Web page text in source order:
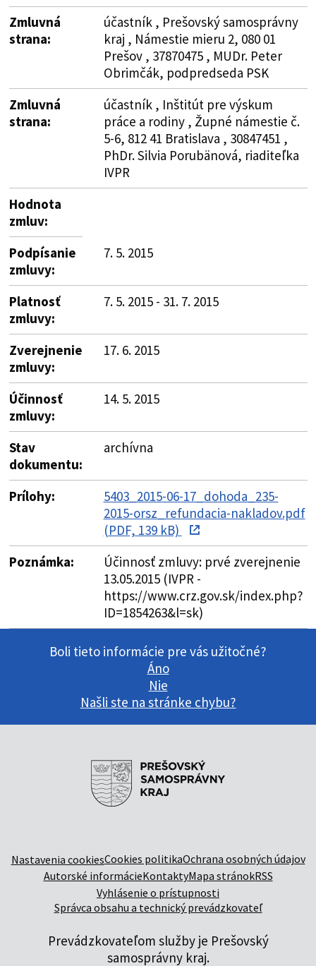
Zmluvná
strana:
účastník , Prešovský samosprávny
kraj , Námestie mieru 2, 080 01
Prešov , 37870475 , MUDr. Peter
Obrimčák, podpredseda PSK
Zmluvná
strana:
účastník , Inštitút pre výskum
práce a rodiny , Župné námestie č.
5-6, 812 41 Bratislava , 30847451 ,
PhDr. Silvia Porubänová, riaditeľka
IVPR
Hodnota
zmluv:
Podpísanie
zmluvy:
7. 5. 2015
Platnosť
zmluvy:
7. 5. 2015 - 31. 7. 2015
Zverejnenie
zmluvy:
17. 6. 2015
Účinnosť
zmluvy:
14. 5. 2015
Stav
dokumentu:
archívna
Prílohy:
5403_2015-06-17_dohoda_235-
2015-orsz_refundacia-nakladov.pdf
(PDF, 139 kB)
Poznámka:
Účinnosť zmluvy: prvé zverejnenie
13.05.2015 (IVPR -
https://www.crz.gov.sk/index.php?
ID=1854263&l=sk)
Boli tieto informácie pre vás užitočné?
Áno
Nie
Našli ste na stránke chybu?
Nastavenia cookiesCookies politikaOchrana osobných údajov
Autorské informácieKontaktyMapa stránokRSS
Vyhlásenie o prístupnosti
Správca obsahu a technický prevádzkovateľ
Prevádzkovateľom služby je Prešovský
samosprávny kraj.